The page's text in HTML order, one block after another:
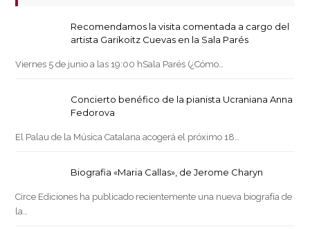
Recomendamos la visita comentada a cargo del
artista Garikoitz Cuevas en la Sala Parés
Viernes 5 de junio a las 19:00 hSala Parés (¿Cómo…
Concierto benéfico de la pianista Ucraniana Anna
Fedorova
El Palau de la Música Catalana acogerá el próximo 18…
Biografia «Maria Callas», de Jerome Charyn
Circe Ediciones ha publicado recientemente una nueva biografía de
la…